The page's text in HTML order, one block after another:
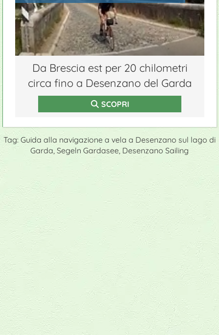
Da Brescia est per 20 chilometri
circa fino a Desenzano del Garda
SCOPRI
Tag: Guida alla navigazione a vela a Desenzano sul lago di
Garda, Segeln Gardasee, Desenzano Sailing